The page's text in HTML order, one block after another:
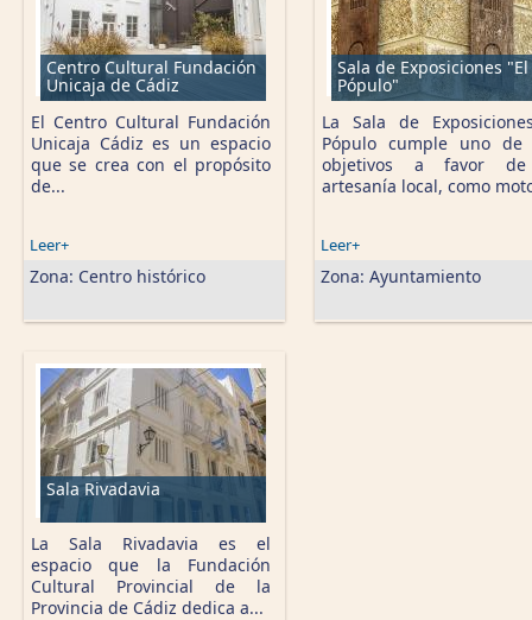
Centro Cultural Fundación
Unicaja de Cádiz
El Centro Cultural Fundación
Unicaja Cádiz es un espacio
que se crea con el propósito
de...
Leer+
Zona: Centro histórico
Sala de Exposiciones "El
Pópulo"
La Sala de
Pópulo cumple uno de
objetivos a favor
artesanía local, como
Leer+
Zona: Ayuntamiento
Sala Rivadavia
La Sala Rivadavia es el
espacio que la Fundación
Cultural Provincial de la
Provincia de Cádiz dedica a...